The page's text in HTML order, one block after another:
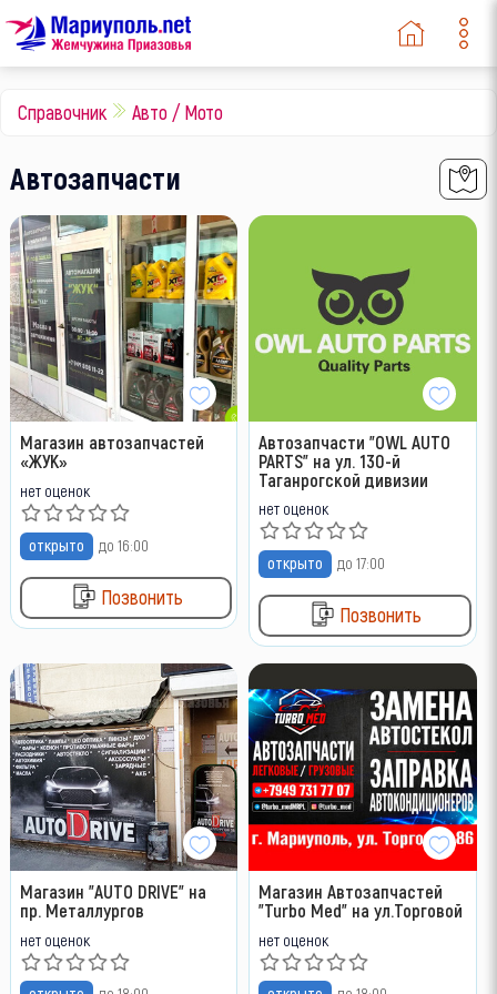
Справочник Авто / Мото
Автозапчасти
Магазин автозапчастей
«ЖУК»
нет оценок
открыто до 16:00
Позвонить
Автозапчасти "OWL AUTO
PARTS" на ул. 130-й
Таганрогской дивизии
нет оценок
открыто до 17:00
Позвонить
Магазин "AUTO DRIVE" на
пр. Металлургов
нет оценок
Магазин Автозапчастей
"Turbo Med" на ул.Торговой
нет оценок